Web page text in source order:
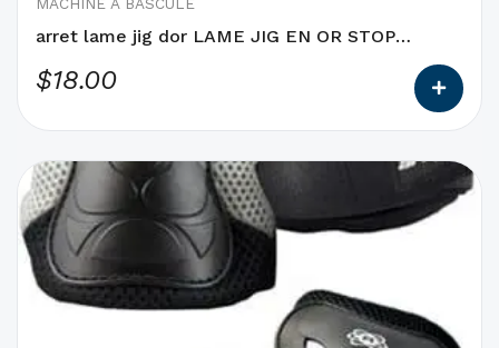
MACHINE À BASCULE
arret lame jig dor LAME JIG EN OR STOP
Nagano Riser
$18.00
sur
page
Ce
produit
a
des
options